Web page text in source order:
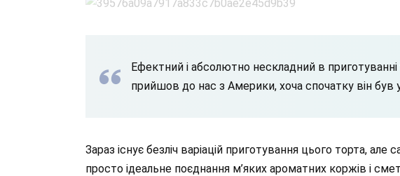
Ефектний і абсолютно нескладний в приготуванні
прийшов до нас з Америки, хоча спочатку він був
Зараз існує безліч варіацій приготування цього торта,
просто ідеальне поєднання м’яких ароматних коржів і